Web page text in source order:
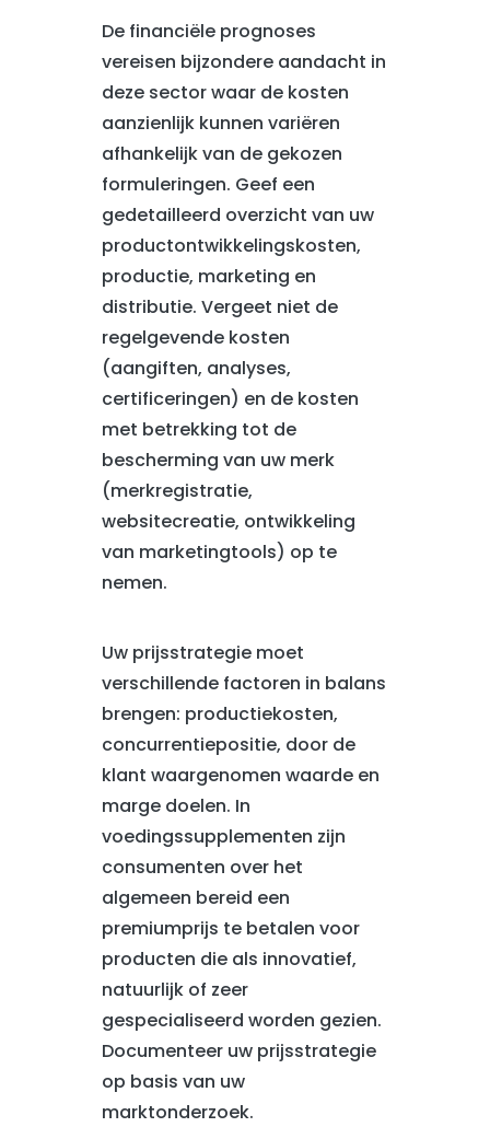
De financiële prognoses
vereisen bijzondere aandacht in
deze sector waar de kosten
aanzienlijk kunnen variëren
afhankelijk van de gekozen
formuleringen. Geef een
gedetailleerd overzicht van uw
productontwikkelingskosten,
productie, marketing en
distributie. Vergeet niet de
regelgevende kosten
(aangiften, analyses,
certificeringen) en de kosten
met betrekking tot de
bescherming van uw merk
(merkregistratie,
websitecreatie, ontwikkeling
van marketingtools) op te
nemen.
Uw prijsstrategie moet
verschillende factoren in balans
brengen: productiekosten,
concurrentiepositie, door de
klant waargenomen waarde en
marge doelen. In
voedingssupplementen zijn
consumenten over het
algemeen bereid een
premiumprijs te betalen voor
producten die als innovatief,
natuurlijk of zeer
gespecialiseerd worden gezien.
Documenteer uw prijsstrategie
op basis van uw
marktonderzoek.